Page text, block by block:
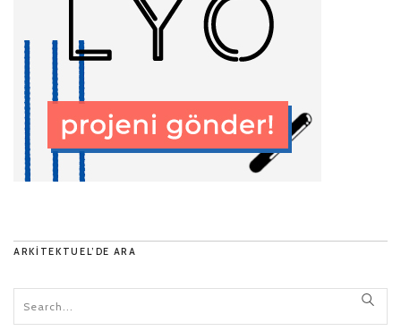
ARKITEKTUEL’DE ARA